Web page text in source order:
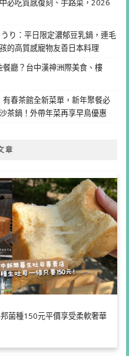
必吃質感復刻、手路菜，2026
り：平日限定濃郁豆乳鍋，連毛
的高質感寵物友善日本料理
餐廳？台中漢神洲際美食、樓
春茶館全新菜單，新年聚餐必
茶鍋！外帶年菜再享早鳥優惠
章
菌種150元平價享受柔軟奢華